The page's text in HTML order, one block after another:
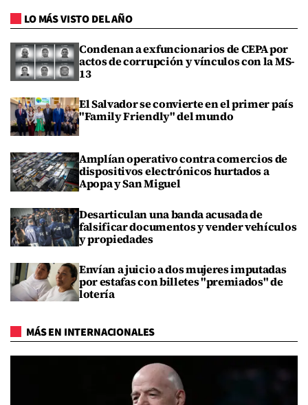
LO MÁS VISTO DEL AÑO
Condenan a exfuncionarios de CEPA por
actos de corrupción y vínculos con la MS-
13
El Salvador se convierte en el primer país
"Family Friendly" del mundo
Amplían operativo contra comercios de
dispositivos electrónicos hurtados a
Apopa y San Miguel
Desarticulan una banda acusada de
falsificar documentos y vender vehículos
y propiedades
Envían a juicio a dos mujeres imputadas
por estafas con billetes "premiados" de
lotería
MÁS EN INTERNACIONALES